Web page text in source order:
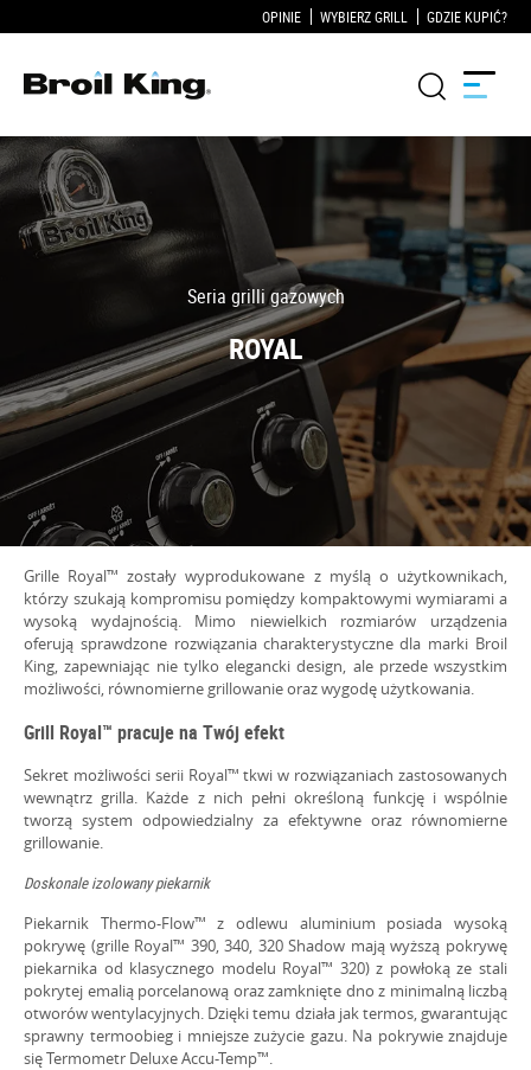
OPINIE WYBIERZ GRILL GDZIE KUPIĆ?
Grille
KUCHNIE OGRODOWE
Akcesoria do grillowania
Blog
Przepisy
WSPARCIE
Grille Royal™ zostały wyprodukowane z myślą o użytkownikach,
którzy szukają kompromisu pomiędzy kompaktowymi wymiarami a
wysoką wydajnością. Mimo niewielkich rozmiarów urządzenia
oferują sprawdzone rozwiązania charakterystyczne dla marki Broil
King, zapewniając nie tylko elegancki design, ale przede wszystkim
możliwości, równomierne grillowanie oraz wygodę użytkowania.
Grill Royal™ pracuje na Twój efekt
Sekret możliwości serii Royal™ tkwi w rozwiązaniach zastosowanych
wewnątrz grilla. Każde z nich pełni określoną funkcję i wspólnie
tworzą system odpowiedzialny za efektywne oraz równomierne
grillowanie.
Doskonale izolowany piekarnik
Piekarnik Thermo-Flow™ z odlewu aluminium posiada wysoką
pokrywę (grille Royal™ 390, 340, 320 Shadow mają wyższą pokrywę
piekarnika od klasycznego modelu Royal™ 320) z powłoką ze stali
pokrytej emalią porcelanową oraz zamknięte dno z minimalną liczbą
otworów wentylacyjnych. Dzięki temu działa jak termos, gwarantując
sprawny termoobieg i mniejsze zużycie gazu. Na pokrywie znajduje
się Termometr Deluxe Accu-Temp™.